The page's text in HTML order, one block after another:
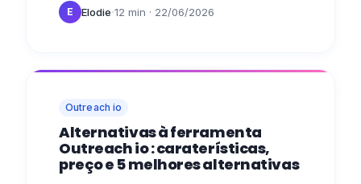
automação ?…
E Elodie·12 min · 22/06/2026
Outreach io
Alternativas à ferramenta
Outreach io : caraterísticas,
preço e 5 melhores alternativas